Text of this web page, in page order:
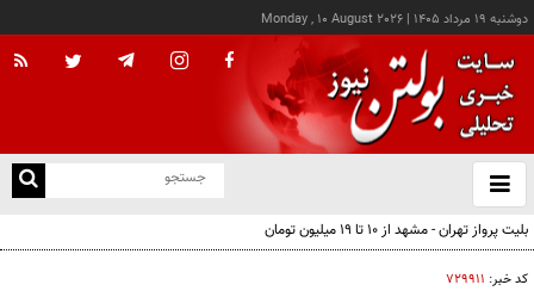
دوشنبه ۱۹ مرداد ۱۴۰۵ |
Monday , 10 August 2026
باز
و
بلیت پرواز تهران - مشهد از ۱۰ تا ۱۹ میلیون تومان
کد خبر: ۷۲۹۹۱۱